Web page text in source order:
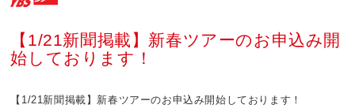
【1/21新聞掲載】新春ツアーのお申込み開
始しております！
【1/21新聞掲載】新春ツアーのお申込み開始しております！